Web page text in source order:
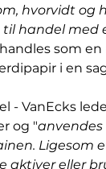
hvorvidt og
handel med
som
i en
- VanEcks
og "
Ligesom
aktiver eller